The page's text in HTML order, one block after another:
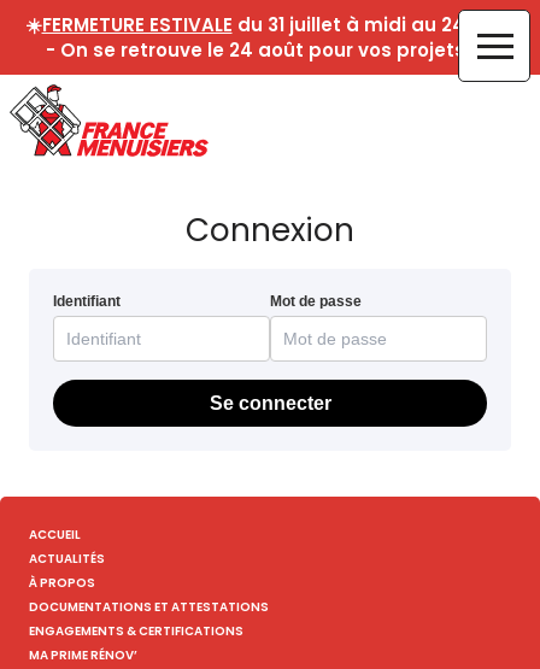
☀️FERMETURE ESTIVALE du 31 juillet à midi au 24 août
- On se retrouve le 24 août pour vos projets !☀️
Connexion
Identifiant Mot de passe
Se connecter
ACCUEIL
ACTUALITÉS
À PROPOS
DOCUMENTATIONS ET ATTESTATIONS
ENGAGEMENTS & CERTIFICATIONS
MA PRIME RÉNOV’